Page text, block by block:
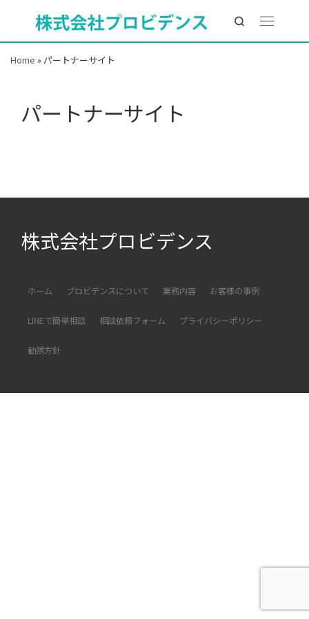
Search
Home »パートナーサイト
パートナーサイト
株式会社プロビデンス
ホーム プロビデンスについて 業務内容 お客様の事例
LINEで簡単相談 相談依頼フォーム プライバシーポリシー
勧誘方針